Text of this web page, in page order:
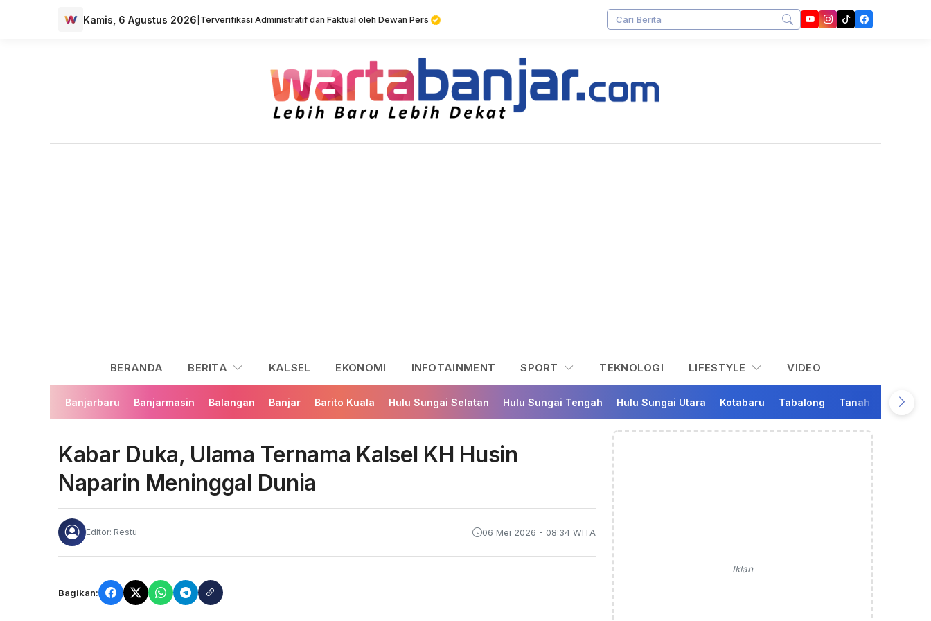
Kamis, 6 Agustus 2026 Terverifikasi Administratif dan Faktual oleh Dewan Pers
BERANDA BERITA KALSEL EKONOMI INFOTAINMENT SPORT TEKNOLOGI LIFESTYLE VIDEO
Banjarbaru Banjarmasin Balangan Banjar Barito Kuala Hulu Sungai Selatan Hulu Sungai Tengah Hulu Sungai Utara Kotabaru Tabalong Tanah Bumbu
Kabar Duka, Ulama Ternama Kalsel KH Husin
Naparin Meninggal Dunia
Editor: Restu 06 Mei 2026 - 08:34 WITA
Bagikan:
Iklan